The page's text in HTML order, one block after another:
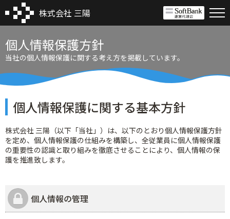
株式会社 三陽
個人情報保護方針
当社の個人情報保護に関する考え方を掲載しています。
個人情報保護に関する基本方針
株式会社 三陽（以下「当社」）は、以下のとおり個人情報保護方針
を定め、個人情報保護の仕組みを構築し、全従業員に個人情報保護
の重要性の認識と取り組みを徹底させることにより、個人情報の保
護を推進致します。
個人情報の管理
トップページ
会社案内
店舗案内
ソフトバンク近江八幡
ソフトバンク堅田
ソフトバンク アル・プラザ野洲
メッセージ
求人情報
大卒等採用情報
新卒採用（キャリタス就活へ）
お知らせ
本社からのお知らせ
キャンペーン情報
法人様向け
個人情報保護方針